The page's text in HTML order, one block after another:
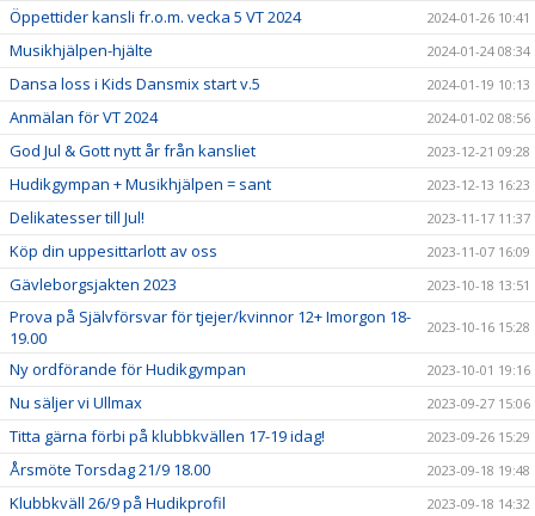
Öppettider kansli fr.o.m. vecka 5 VT 2024 2024-01-26 10:41
Musikhjälpen-hjälte 2024-01-24 08:34
Dansa loss i Kids Dansmix start v.5 2024-01-19 10:13
Anmälan för VT 2024 2024-01-02 08:56
God Jul & Gott nytt år från kansliet 2023-12-21 09:28
Hudikgympan + Musikhjälpen = sant 2023-12-13 16:23
Delikatesser till Jul! 2023-11-17 11:37
Köp din uppesittarlott av oss 2023-11-07 16:09
Gävleborgsjakten 2023 2023-10-18 13:51
Prova på Självförsvar för tjejer/kvinnor 12+ Imorgon 18-
19.00
2023-10-16 15:28
Ny ordförande för Hudikgympan 2023-10-01 19:16
Nu säljer vi Ullmax 2023-09-27 15:06
Titta gärna förbi på klubbkvällen 17-19 idag! 2023-09-26 15:29
Årsmöte Torsdag 21/9 18.00 2023-09-18 19:48
Klubbkväll 26/9 på Hudikprofil 2023-09-18 14:32